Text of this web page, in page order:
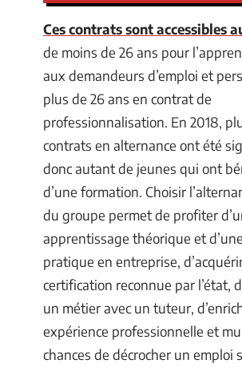
Ces contrats sont accessibles
de moins de 26 ans pour
aux demandeurs d’emploi et
plus de 26 ans en contrat de
professionnalisation. En 2018,
contrats en alternance ont été
donc autant de jeunes qui ont
d’une formation. Choisir
du groupe permet de profiter
apprentissage théorique et
pratique en entreprise,
certification reconnue par l’état,
un métier avec un tuteur,
expérience professionnelle et
chances de décrocher un emploi